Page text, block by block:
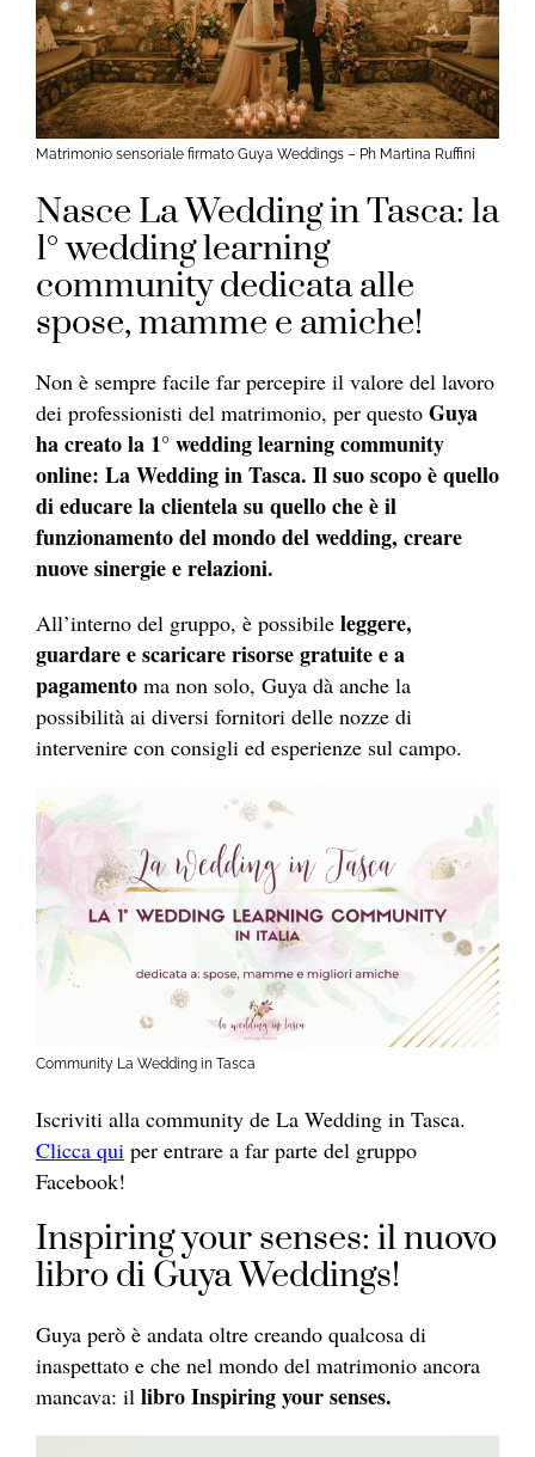
Matrimonio sensoriale firmato Guya Weddings – Ph Martina Ruffini
Nasce La Wedding in Tasca: la
1° wedding learning
community dedicata alle
spose, mamme e amiche!
Non è sempre facile far percepire il valore del lavoro
dei professionisti del matrimonio, per questo Guya
ha creato la 1° wedding learning community
online: La Wedding in Tasca. Il suo scopo è quello
di educare la clientela su quello che è il
funzionamento del mondo del wedding, creare
nuove sinergie e relazioni.
All’interno del gruppo, è possibile leggere,
guardare e scaricare risorse gratuite e a
pagamento ma non solo, Guya dà anche la
possibilità ai diversi fornitori delle nozze di
intervenire con consigli ed esperienze sul campo.
Community La Wedding in Tasca
Iscriviti alla community de La Wedding in Tasca.
Clicca qui per entrare a far parte del gruppo
Facebook!
Inspiring your senses: il nuovo
libro di Guya Weddings!
Guya però è andata oltre creando qualcosa di
inaspettato e che nel mondo del matrimonio ancora
mancava: il libro Inspiring your senses.